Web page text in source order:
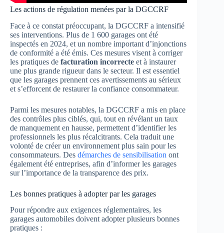
Les actions de régulation menées par la DGCCRF
Face à ce constat préoccupant, la DGCCRF a intensifié
ses interventions. Plus de 1 600 garages ont été
inspectés en 2024, et un nombre important d’injonctions
de conformité a été émis. Ces mesures visent à corriger
les pratiques de facturation incorrecte et à instaurer
une plus grande rigueur dans le secteur. Il est essentiel
que les garages prennent ces avertissements au sérieux
et s’efforcent de restaurer la confiance consommateur.
Parmi les mesures notables, la DGCCRF a mis en place
des contrôles plus ciblés, qui, tout en révélant un taux
de manquement en hausse, permettent d’identifier les
professionnels les plus récalcitrants. Cela traduit une
volonté de créer un environnement plus sain pour les
consommateurs. Des démarches de sensibilisation ont
également été entreprises, afin d’informer les garages
sur l’importance de la transparence des prix.
Les bonnes pratiques à adopter par les garages
Pour répondre aux exigences réglementaires, les
garages automobiles doivent adopter plusieurs bonnes
pratiques :